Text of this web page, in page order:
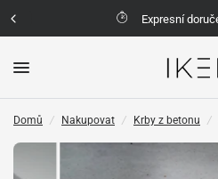
ČR
Domů / Nakupovat / Krby z betonu /